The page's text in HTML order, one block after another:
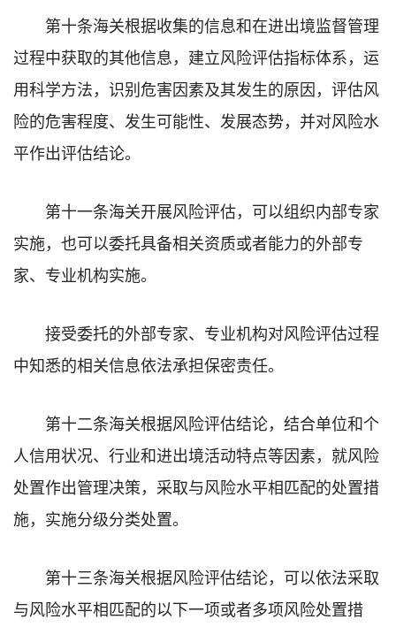
第十条海关根据收集的信息和在进出境监督管理
过程中获取的其他信息，建立风险评估指标体系，运
用科学方法，识别危害因素及其发生的原因，评估风
险的危害程度、发生可能性、发展态势，并对风险水
平作出评估结论。
第十一条海关开展风险评估，可以组织内部专家
实施，也可以委托具备相关资质或者能力的外部专
家、专业机构实施。
接受委托的外部专家、专业机构对风险评估过程
中知悉的相关信息依法承担保密责任。
第十二条海关根据风险评估结论，结合单位和个
人信用状况、行业和进出境活动特点等因素，就风险
处置作出管理决策，采取与风险水平相匹配的处置措
施，实施分级分类处置。
第十三条海关根据风险评估结论，可以依法采取
与风险水平相匹配的以下一项或者多项风险处置措